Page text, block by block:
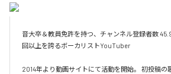
音大卒＆教員免許を持つ、チャンネル登録者数
回以上を誇るボーカリストYouTuber
2014年より動画サイトにて活動を開始。 初投稿の